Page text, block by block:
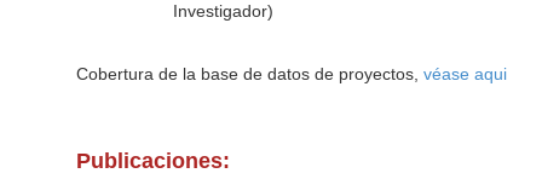
Investigador)
Cobertura de la base de datos de proyectos, véase aqui
Publicaciones: